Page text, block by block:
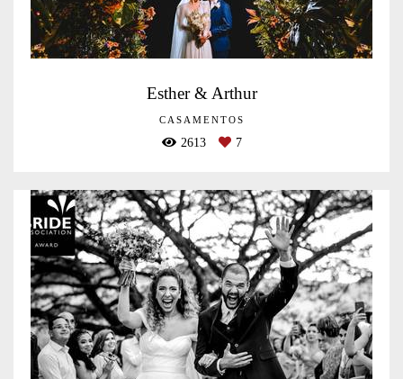
Esther & Arthur
CASAMENTOS
2613 7